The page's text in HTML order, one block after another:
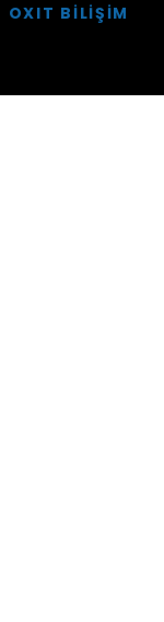
OXIT BİLİŞİM